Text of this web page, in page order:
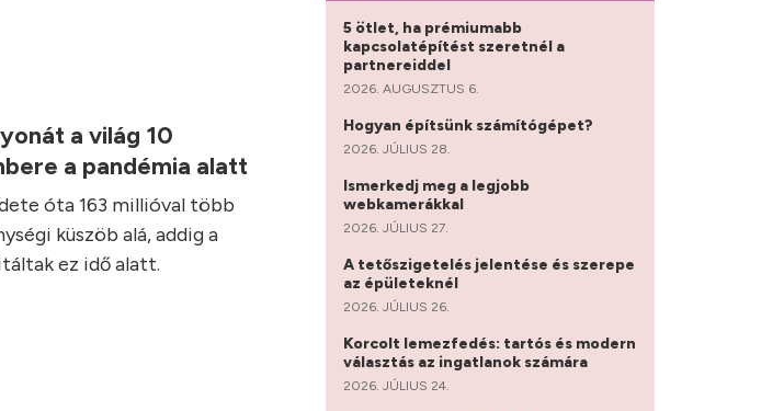
a világ 10
a pandémia alatt
óta 163 millióval több
küszöb alá, addig a
ez idő alatt.
5 ötlet, ha prémiumabb
kapcsolatépítést szeretnél a
partnereiddel
2026. AUGUSZTUS 6.
Hogyan építsünk számítógépet?
2026. JÚLIUS 28.
Ismerkedj meg a legjobb
webkamerákkal
2026. JÚLIUS 27.
A tetőszigetelés jelentése és szerepe
az épületeknél
2026. JÚLIUS 26.
Korcolt lemezfedés: tartós és modern
választás az ingatlanok számára
2026. JÚLIUS 24.